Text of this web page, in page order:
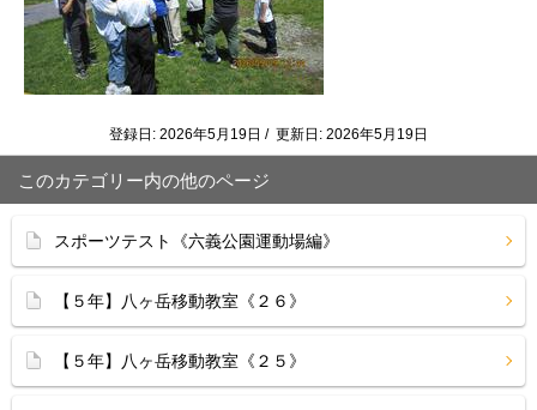
登録日: 2026年5月19日 / 更新日: 2026年5月19日
このカテゴリー内の他のページ
スポーツテスト《六義公園運動場編》
【５年】八ヶ岳移動教室《２６》
【５年】八ヶ岳移動教室《２５》